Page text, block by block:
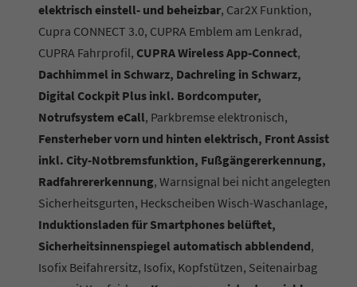
elektrisch einstell- und beheizbar, Car2X Funktion,
Cupra CONNECT 3.0, CUPRA Emblem am Lenkrad,
CUPRA Fahrprofil, CUPRA Wireless App-Connect,
Dachhimmel in Schwarz, Dachreling in Schwarz,
Digital Cockpit Plus inkl. Bordcomputer,
Notrufsystem eCall, Parkbremse elektronisch,
Fensterheber vorn und hinten elektrisch, Front Assist
inkl. City-Notbremsfunktion, Fußgängererkennung,
Radfahrererkennung, Warnsignal bei nicht angelegten
Sicherheitsgurten, Heckscheiben Wisch-Waschanlage,
Induktionsladen für Smartphones belüftet,
Sicherheitsinnenspiegel automatisch abblendend,
Isofix Beifahrersitz, Isofix, Kopfstützen, Seitenairbag